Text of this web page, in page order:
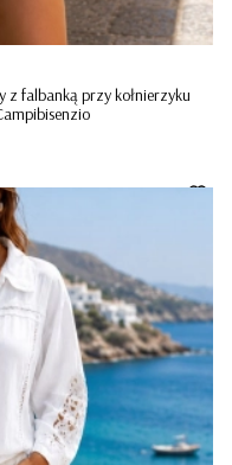
z falbanką przy kołnierzyku
Campibisenzio